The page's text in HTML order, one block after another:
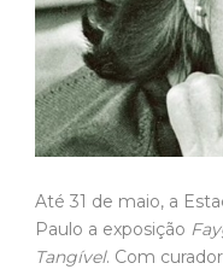
Até 31 de maio, a
Paulo a exposição
Tangível. Com